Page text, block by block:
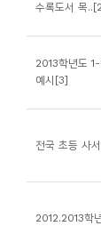
수록도서 목
2013학년도
예시[3]
전국 초등 사
2012.2013학